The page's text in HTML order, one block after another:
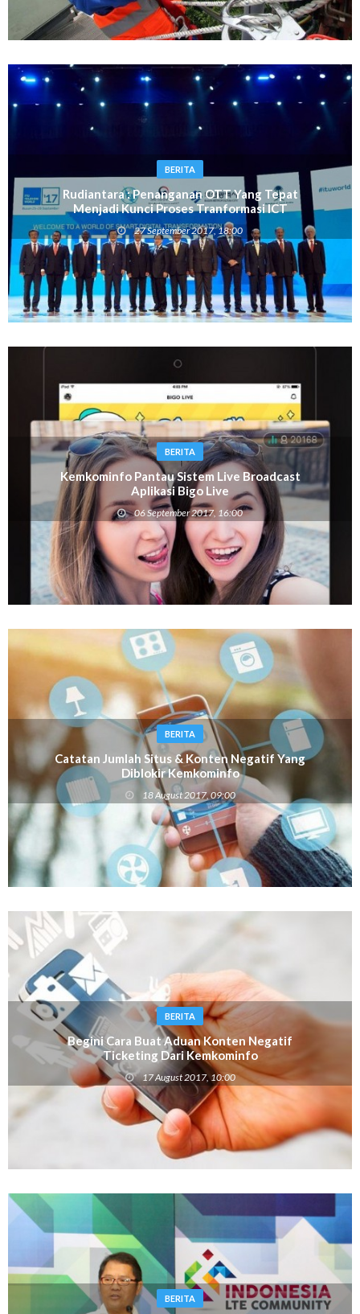
BERITA
Rudiantara : Penanganan OTT Yang Tepat
Menjadi Kunci Proses Tranformasi ICT
27 September 2017, 18:00
BERITA
Kemkominfo Pantau Sistem Live Broadcast
Aplikasi Bigo Live
06 September 2017, 16:00
BERITA
Catatan Jumlah Situs & Konten Negatif Yang
Diblokir Kemkominfo
18 August 2017, 09:00
BERITA
Begini Cara Buat Aduan Konten Negatif
Ticketing Dari Kemkominfo
17 August 2017, 10:00
BERITA